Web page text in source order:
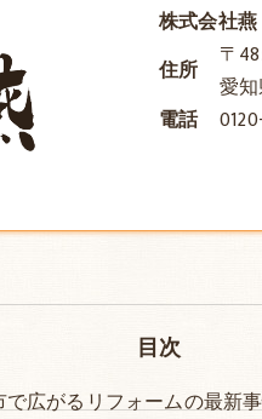
株式会社燕
住所
〒
愛
電話
目次
広がるリフォームの最新